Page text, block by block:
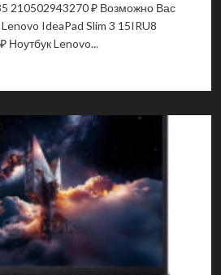
210502943270 ₽ Возможно Вас
IdeaPad Slim 3 15IRU8
Ноутбук Lenovo...